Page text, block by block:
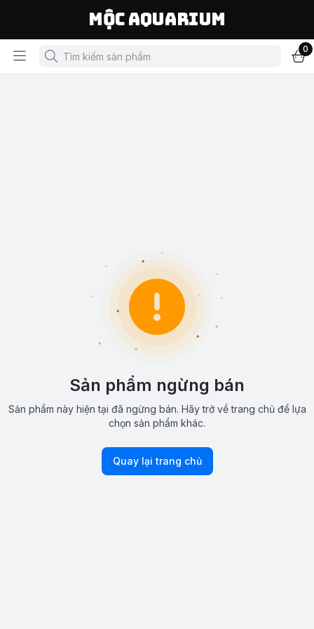
Mộc Aquarium
0
Sản phẩm ngừng bán
Sản phẩm này hiện tại đã ngừng bán. Hãy trở về trang chủ để lựa
chọn sản phẩm khác.
Quay lại trang chủ